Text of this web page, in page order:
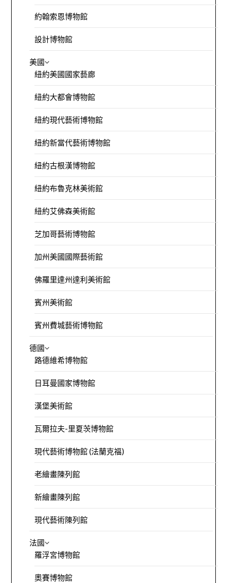
約翰索恩博物館
設計博物館
美國
紐約美國國家藝廊
紐約大都會博物館
紐約現代藝術博物館
紐約新當代藝術博物館
紐約古根漢博物館
紐約布魯克林美術館
紐約艾佛森美術館
芝加哥藝術博物館
加州美國國際藝術館
佛羅里達州達利美術館
賓州美術館
賓州費城藝術博物館
德國
路德維希博物館
日耳曼國家博物館
漢堡美術館
瓦爾拉夫-里夏茨博物館
現代藝術博物館 (法蘭克福)
老繪畫陳列館
新繪畫陳列館
現代藝術陳列館
法國
羅浮宮博物館
奧賽博物館